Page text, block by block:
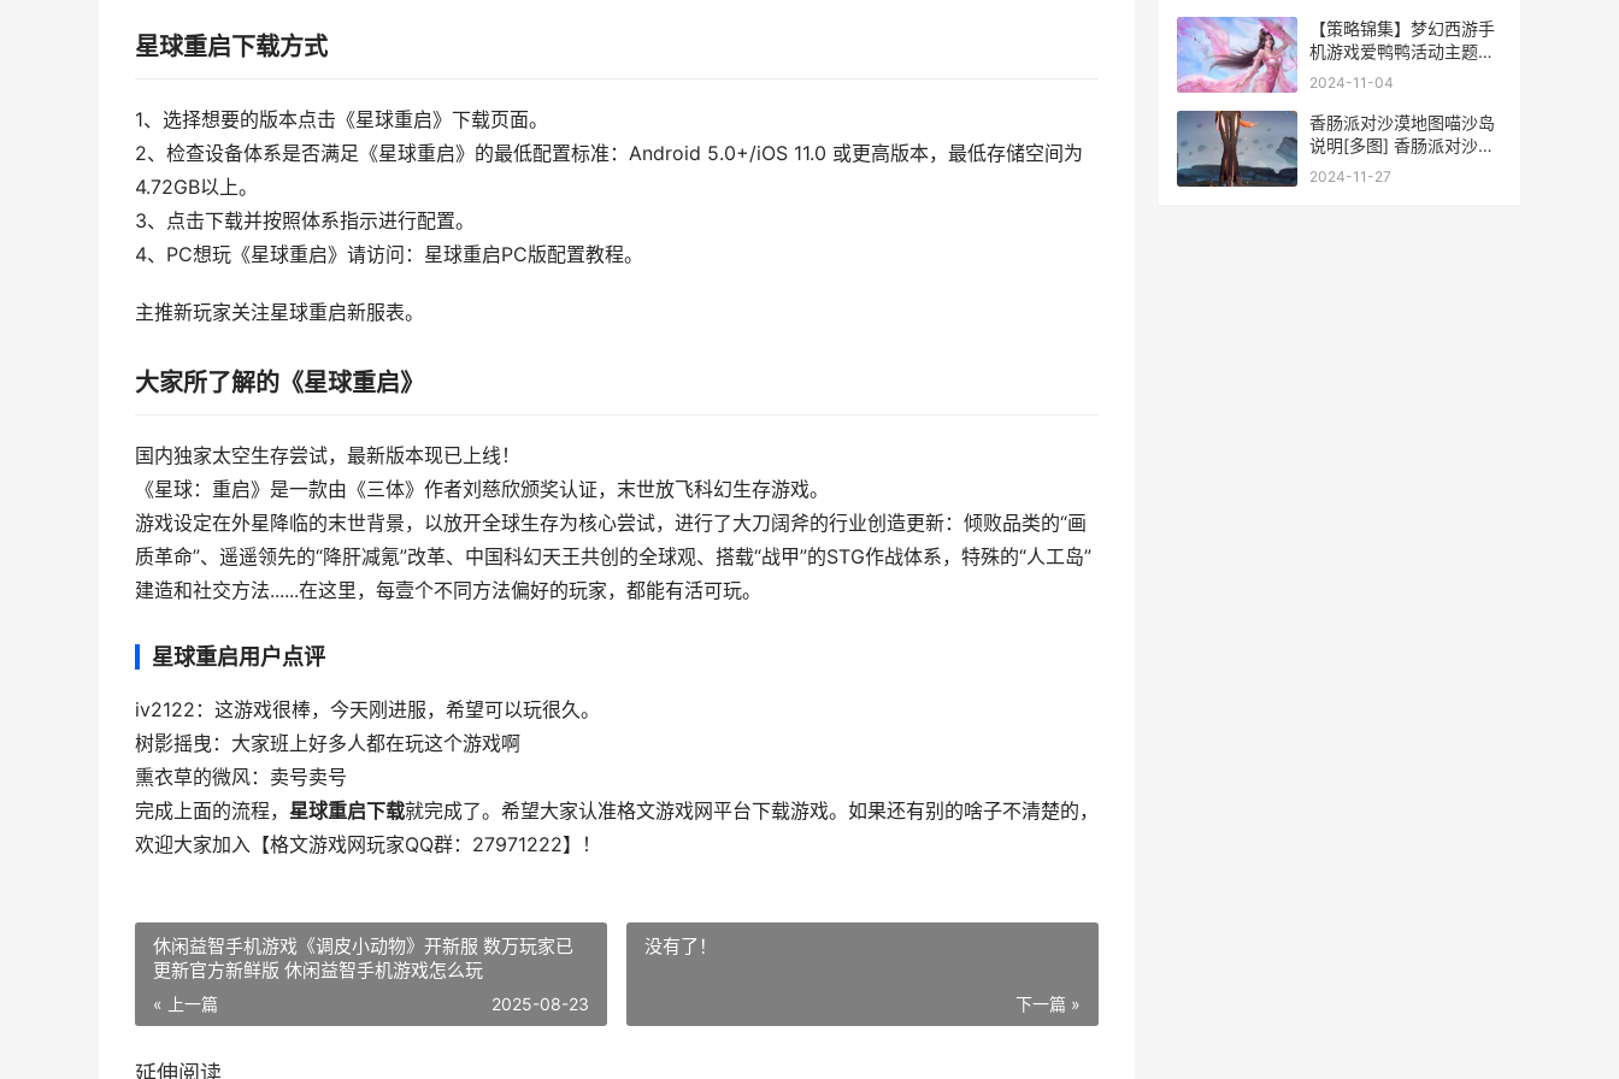
星球重启下载方式
1、选择想要的版本点击《星球重启》下载页面。
2、检查设备体系是否满足《星球重启》的最低配置标准：Android 5.0+/iOS 11.0 或更高版本，最低存储空间为
4.72GB以上。
3、点击下载并按照体系指示进行配置。
4、PC想玩《星球重启》请访问：星球重启PC版配置教程。
主推新玩家关注星球重启新服表。
大家所了解的《星球重启》
国内独家太空生存尝试，最新版本现已上线！
《星球：重启》是一款由《三体》作者刘慈欣颁奖认证，末世放飞科幻生存游戏。
游戏设定在外星降临的末世背景，以放开全球生存为核心尝试，进行了大刀阔斧的行业创造更新：倾败品类的“画
质革命”、遥遥领先的“降肝减氪”改革、中国科幻天王共创的全球观、搭载“战甲”的STG作战体系，特殊的“人工岛”
建造和社交方法......在这里，每壹个不同方法偏好的玩家，都能有活可玩。
星球重启用户点评
iv2122：这游戏很棒，今天刚进服，希望可以玩很久。
树影摇曳：大家班上好多人都在玩这个游戏啊
熏衣草的微风：卖号卖号
完成上面的流程， 星球重启下载就完成了。希望大家认准格文游戏网平台下载游戏。如果还有别的啥子不清楚的，
欢迎大家加入【格文游戏网玩家QQ群：27971222】！
休闲益智手机游戏《调皮小动物》开新服 数万玩家已
更新官方新鲜版 休闲益智手机游戏怎么玩
« 上一篇 2025-08-23
没有了！
下一篇 »
延伸阅读
【策略锦集】梦幻西游手
机游戏爱鸭鸭活动主题详
细解答
2024-11-04
香肠派对沙漠地图喵沙岛
说明[多图] 香肠派对沙漠
地图怎么免费获得沙漠糖
2024-11-27